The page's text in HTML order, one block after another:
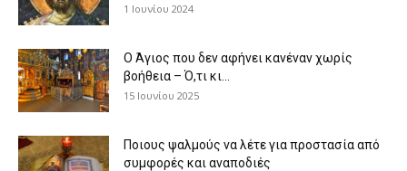
1 Ιουνίου 2024
Ο Άγιος που δεν αφήνει κανέναν χωρίς
βοήθεια – Ό,τι κι...
15 Ιουνίου 2025
Ποιους ψαλμούς να λέτε για προστασία από
συμφορές και αναποδιές